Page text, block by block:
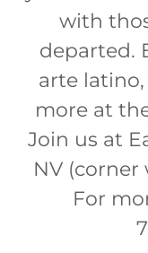
with
departed.
arte
more at
Join us at
NV (corner
For